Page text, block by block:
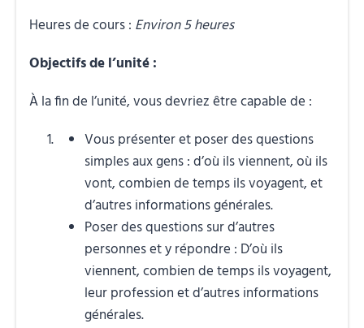
Heures de cours : Environ 5 heures
Objectifs de l’unité :
À la fin de l’unité, vous devriez être capable de :
Vous présenter et poser des questions
simples aux gens : d’où ils viennent, où ils
vont, combien de temps ils voyagent, et
d’autres informations générales.
Poser des questions sur d’autres
personnes et y répondre : D’où ils
viennent, combien de temps ils voyagent,
leur profession et d’autres informations
générales.